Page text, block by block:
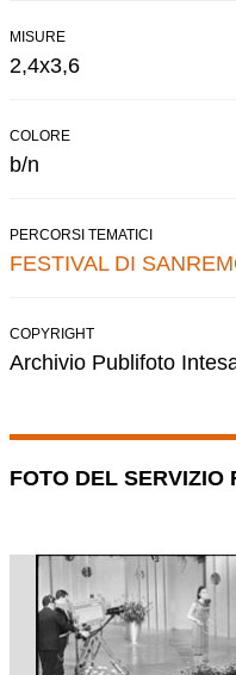
MISURE
2,4x3,6
COLORE
b/n
PERCORSI TEMATICI
FESTIVAL DI
COPYRIGHT
Archivio Publifoto
FOTO DEL SERVIZIO